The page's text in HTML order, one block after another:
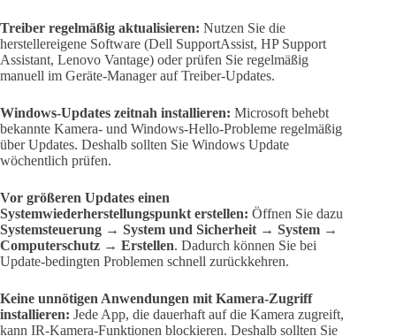
Treiber regelmäßig aktualisieren: Nutzen Sie die
herstellereigene Software (Dell SupportAssist, HP Support
Assistant, Lenovo Vantage) oder prüfen Sie regelmäßig
manuell im Geräte-Manager auf Treiber-Updates.
Windows-Updates zeitnah installieren: Microsoft behebt
bekannte Kamera- und Windows-Hello-Probleme regelmäßig
über Updates. Deshalb sollten Sie Windows Update
wöchentlich prüfen.
Vor größeren Updates einen
Systemwiederherstellungspunkt erstellen: Öffnen Sie dazu
Systemsteuerung → System und Sicherheit → System →
Computerschutz → Erstellen. Dadurch können Sie bei
Update-bedingten Problemen schnell zurückkehren.
Keine unnötigen Anwendungen mit Kamera-Zugriff
installieren: Jede App, die dauerhaft auf die Kamera zugreift,
kann IR-Kamera-Funktionen blockieren. Deshalb sollten Sie